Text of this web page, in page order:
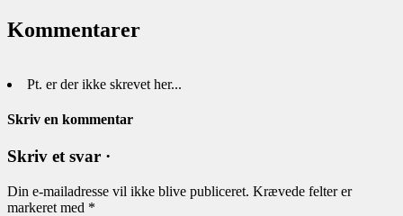
Kommentarer
Pt. er der ikke skrevet her...
Skriv en kommentar
Skriv et svar ·
Din e-mailadresse vil ikke blive publiceret. Krævede felter er
markeret med *